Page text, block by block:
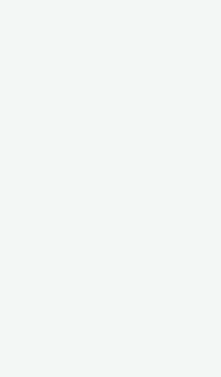
geht, bei denen auch die genetische
sinnvoll? Und wie geht man mit den
zu finden. Diese Tests können dabei helfen,
Dabei wird meist eine Blut- oder